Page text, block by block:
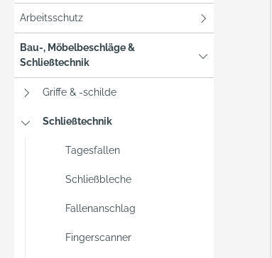
Arbeitsschutz
Bau-, Möbelbeschläge &
Schließtechnik
Griffe & -schilde
Schließtechnik
Tagesfallen
Schließbleche
Fallenanschlag
Fingerscanner